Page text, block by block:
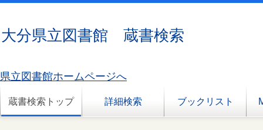
大分県立図書館 蔵書検索
県立図書館ホームページへ
蔵書検索トップ 詳細検索 ブックリスト